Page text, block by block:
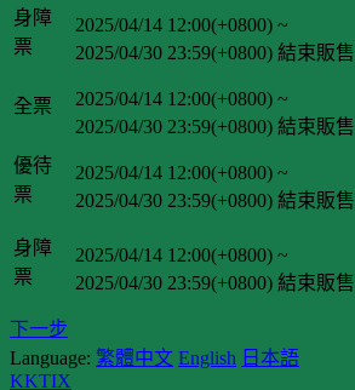
身障
票
2025/04/14 12:00(+0800) ~
2025/04/30 23:59(+0800) 結束販售
全票 2025/04/14 12:00(+0800) ~
2025/04/30 23:59(+0800) 結束販售
優待
票
2025/04/14 12:00(+0800) ~
2025/04/30 23:59(+0800) 結束販售
身障
票
2025/04/14 12:00(+0800) ~
2025/04/30 23:59(+0800) 結束販售
下一步
Language: 繁體中文 English 日本語
KKTIX